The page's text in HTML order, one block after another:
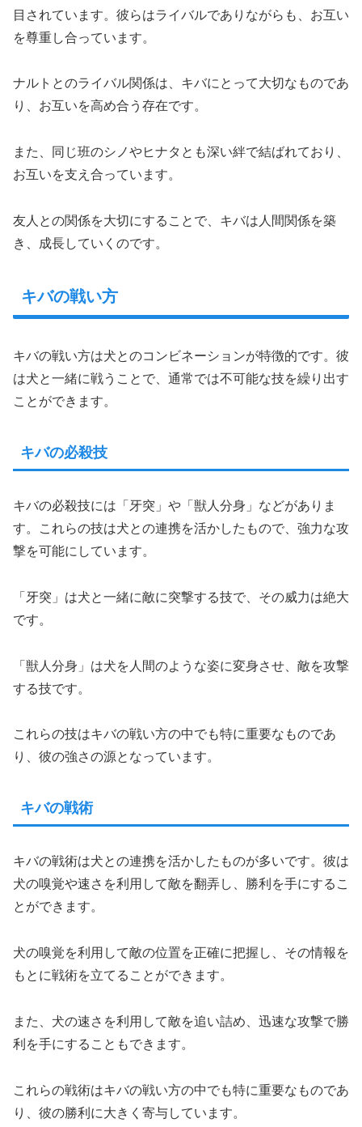
目されています。彼らはライバルでありながらも、お互い
を尊重し合っています。
ナルトとのライバル関係は、キバにとって大切なものであ
り、お互いを高め合う存在です。
また、同じ班のシノやヒナタとも深い絆で結ばれており、
お互いを支え合っています。
友人との関係を大切にすることで、キバは人間関係を築
き、成長していくのです。
キバの戦い方
キバの戦い方は犬とのコンビネーションが特徴的です。彼
は犬と一緒に戦うことで、通常では不可能な技を繰り出す
ことができます。
キバの必殺技
キバの必殺技には「牙突」や「獣人分身」などがありま
す。これらの技は犬との連携を活かしたもので、強力な攻
撃を可能にしています。
「牙突」は犬と一緒に敵に突撃する技で、その威力は絶大
です。
「獣人分身」は犬を人間のような姿に変身させ、敵を攻撃
する技です。
これらの技はキバの戦い方の中でも特に重要なものであ
り、彼の強さの源となっています。
キバの戦術
キバの戦術は犬との連携を活かしたものが多いです。彼は
犬の嗅覚や速さを利用して敵を翻弄し、勝利を手にするこ
とができます。
犬の嗅覚を利用して敵の位置を正確に把握し、その情報を
もとに戦術を立てることができます。
また、犬の速さを利用して敵を追い詰め、迅速な攻撃で勝
利を手にすることもできます。
これらの戦術はキバの戦い方の中でも特に重要なものであ
り、彼の勝利に大きく寄与しています。